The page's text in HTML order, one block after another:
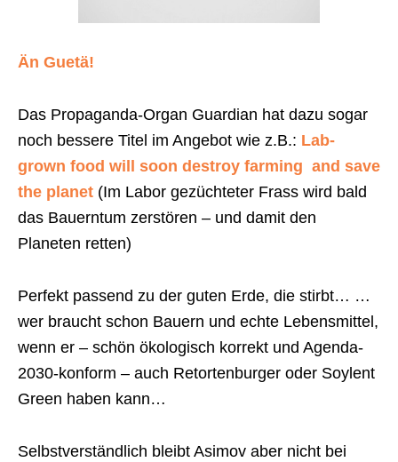
Än Guetä!
Das Propaganda-Organ Guardian hat dazu sogar
noch bessere Titel im Angebot wie z.B.: Lab-
grown food will soon destroy farming  and save
the planet (Im Labor gezüchteter Frass wird bald
das Bauerntum zerstören – und damit den
Planeten retten)
Perfekt passend zu der guten Erde, die stirbt… …
wer braucht schon Bauern und echte Lebensmittel,
wenn er – schön ökologisch korrekt und Agenda-
2030-konform – auch Retortenburger oder Soylent
Green haben kann…
Selbstverständlich bleibt Asimov aber nicht bei